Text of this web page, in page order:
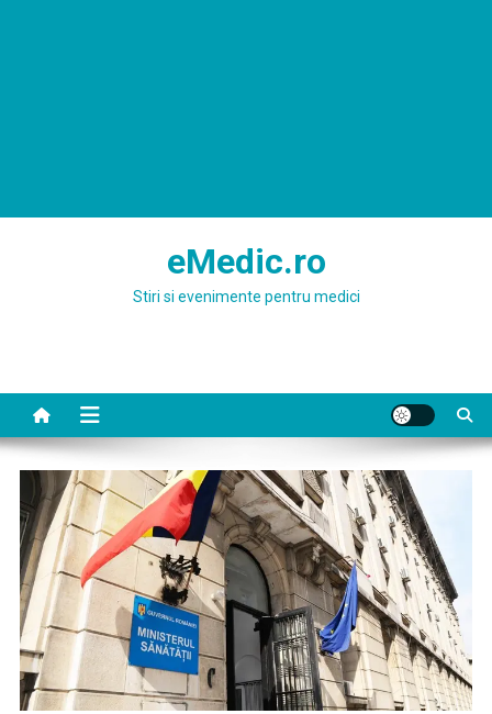
eMedic.ro
Stiri si evenimente pentru medici